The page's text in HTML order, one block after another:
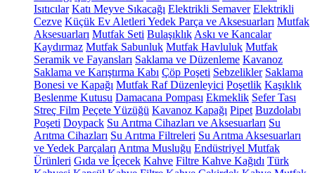
Isıtıcılar Katı Meyve Sıkacağı Elektrikli Semaver Elektrikli
Cezve Küçük Ev Aletleri Yedek Parça ve Aksesuarları Mutfak
Aksesuarları Mutfak Seti Bulaşıklık Askı ve Kancalar
Kaydırmaz Mutfak Sabunluk Mutfak Havluluk Mutfak
Seramik ve Fayansları Saklama ve Düzenleme Kavanoz
Saklama ve Karıştırma Kabı Çöp Poşeti Sebzelikler Saklama
Bonesi ve Kapağı Mutfak Raf Düzenleyici Poşetlik Kaşıklık
Beslenme Kutusu Damacana Pompası Ekmeklik Sefer Tası
Streç Film Peçete Yüzüğü Kavanoz Kapağı Pipet Buzdolabı
Poşeti Doypack Su Arıtma Cihazları ve Aksesuarları Su
Arıtma Cihazları Su Arıtma Filtreleri Su Arıtma Aksesuarları
ve Yedek Parçaları Arıtma Musluğu Endüstriyel Mutfak
Ürünleri Gıda ve İçecek Kahve Filtre Kahve Kağıdı Türk